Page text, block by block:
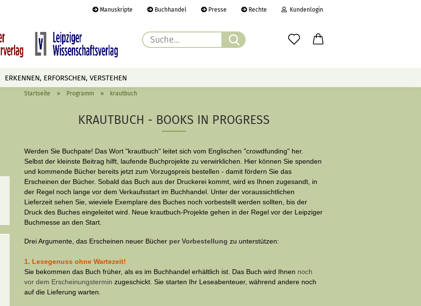
Manuskripte Buchhandel Presse Rechte Kundenlogin
Passwort
Passwort vergessen?
Suche...
ERKENNEN, ERFORSCHEN, VERSTEHEN
AUTOREN TERMINE
Startseite » Programm » krautbuch
KRAUTBUCH - BOOKS IN PROGRESS
Werden Sie Buchpate! Das Wort "krautbuch" leitet sich vom Englischen "crowdfunding" her.
Selbst der kleinste Beitrag hilft, laufende Buchprojekte zu verwirklichen. Hier können Siespenden
und kommende Bücher bereits jetzt zum Vorzugspreis bestellen - damit fördern Sie das
Erscheinen der Bücher. Sobald das Buch aus der Druckerei kommt, wird es Ihnen zugesandt, in
der Regel noch lange vor dem Verkaufsstart im Buchhandel. Unter der voraussichtlichen
Lieferzeit sehen Sie, wieviele Exemplare des Buches noch vorbestellt werden sollten, bis der
Druck des Buches eingeleitet wird. Neue krautbuch-Projekte gehen in der Regel vor der Leipziger
Buchmesse an den Start.
Drei Argumente, das Erscheinen neuer Bücher per Vorbestellung zu unterstützen:
1. Lesegenuss ohne Wartezeit!
Sie bekommen das Buch früher, als es im Buchhandel erhältlich ist. Das Buch wird Ihnen noch
vor dem Erscheinungstermin zugeschickt. Sie starten Ihr Leseabenteuer, während andere noch
auf die Lieferung warten.